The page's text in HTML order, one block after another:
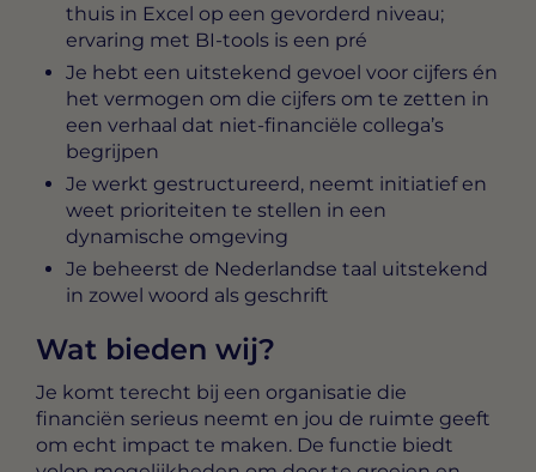
thuis in Excel op een gevorderd niveau;
ervaring met BI-tools is een pré
Je hebt een uitstekend gevoel voor cijfers én
het vermogen om die cijfers om te zetten in
een verhaal dat niet-financiële collega’s
begrijpen
Je werkt gestructureerd, neemt initiatief en
weet prioriteiten te stellen in een
dynamische omgeving
Je beheerst de Nederlandse taal uitstekend
in zowel woord als geschrift
Wat bieden wij?
Je komt terecht bij een organisatie die
financiën serieus neemt en jou de ruimte geeft
om echt impact te maken. De functie biedt